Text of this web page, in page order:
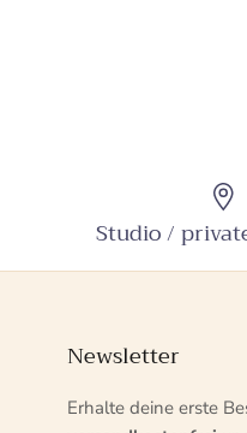
Studio /
Newsletter
Erhalte deine erste